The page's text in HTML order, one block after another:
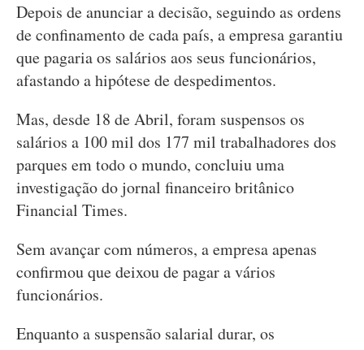
Depois de anunciar a decisão, seguindo as ordens
de confinamento de cada país, a empresa garantiu
que pagaria os salários aos seus funcionários,
afastando a hipótese de despedimentos.
Mas, desde 18 de Abril, foram suspensos os
salários a 100 mil dos 177 mil trabalhadores dos
parques em todo o mundo, concluiu uma
investigação do jornal financeiro britânico
Financial Times.
Sem avançar com números, a empresa apenas
confirmou que deixou de pagar a vários
funcionários.
Enquanto a suspensão salarial durar, os